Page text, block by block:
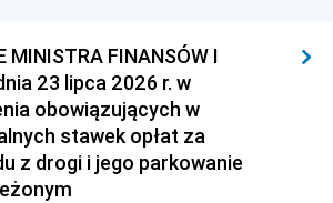
MINISTRA FINANSÓW I
23 lipca 2026 r. w
obowiązujących w
stawek opłat za
z drogi i jego parkowanie